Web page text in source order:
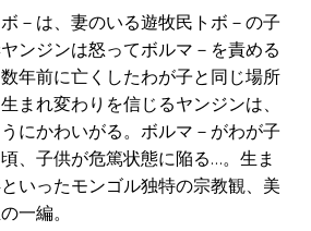
－は、妻のいる遊牧民トボ－の子
ンジンは怒ってボルマ－を責める
年前に亡くしたわが子と同じ場所
まれ変わりを信じるヤンジンは、
にかわいがる。ボルマ－がわが子
、子供が危篤状態に陥る…。生ま
いったモンゴル独特の宗教観、美
一編。